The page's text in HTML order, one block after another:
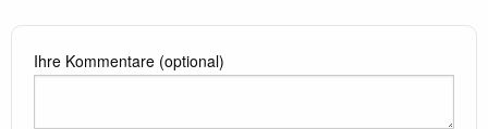
Ihre Kommentare (optional)